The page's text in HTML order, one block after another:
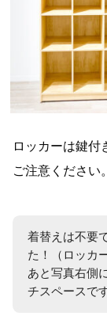
ロッカーは鍵付
ご注意ください。
着替えは不要
た！（ロッカ
あと写真右側
チスペースです